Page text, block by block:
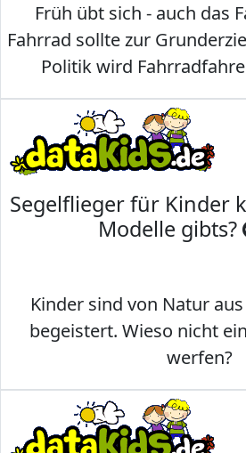
Früh übt sich - auch das
Fahrrad sollte zur
Politik wird
Segelflieger für Kinder
Modelle gibts?
Kinder sind von Natur
begeistert. Wieso nicht
werfen?